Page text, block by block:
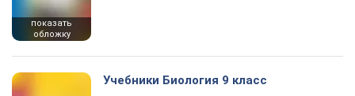
показать
обложку
Учебники Биология 9 класс